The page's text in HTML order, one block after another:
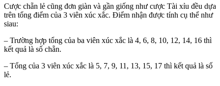
Cược chẵn lẻ cũng đơn giàn và gần giống như cược Tài xỉu đều dựa
trên tổng điểm của 3 viên xúc xắc. Điểm nhận được tính cụ thể như
siau:
– Trường hợp tổng của ba viên xúc xắc là 4, 6, 8, 10, 12, 14, 16 thì
kết quả là số chẵn.
– Tổng của 3 viên xúc xắc là 5, 7, 9, 11, 13, 15, 17 thì kết quả là số
lẻ.